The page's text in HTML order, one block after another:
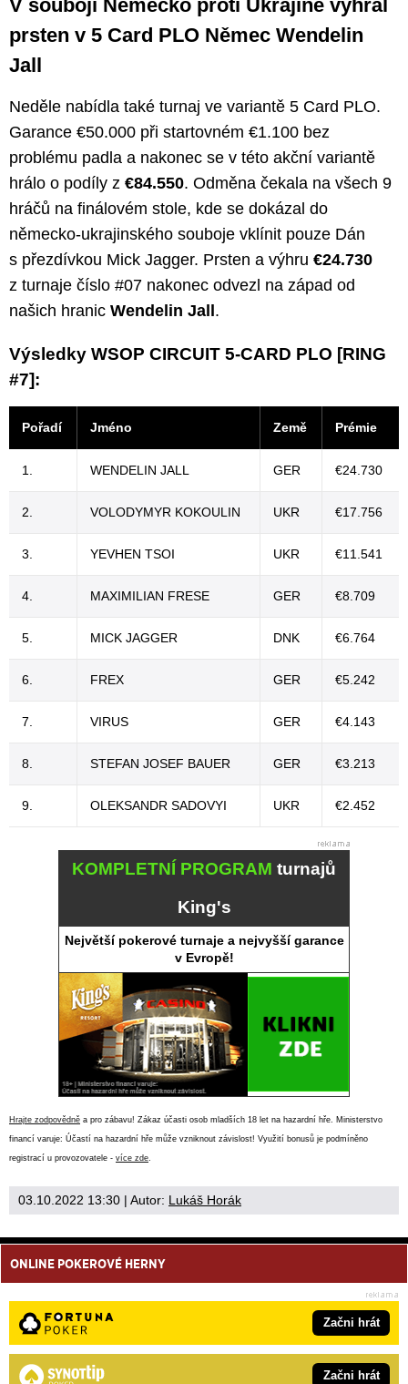
V souboji Německo proti Ukrajině vyhrál
prsten v 5 Card PLO Němec Wendelin
Jall
Neděle nabídla také turnaj ve variantě 5 Card PLO.
Garance €50.000 při startovném €1.100 bez
problému padla a nakonec se v této akční variantě
hrálo o podíly z €84.550. Odměna čekala na všech 9
hráčů na finálovém stole, kde se dokázal do
německo-ukrajinského souboje vklínit pouze Dán
s přezdívkou Mick Jagger. Prsten a výhru €24.730
z turnaje číslo #07 nakonec odvezl na západ od
našich hranic Wendelin Jall .
Výsledky WSOP CIRCUIT 5-CARD PLO [RING
#7]:
Pořadí Jméno Země Prémie
1. WENDELIN JALL GER €24.730
2. VOLODYMYR KOKOULIN UKR €17.756
3. YEVHEN TSOI UKR €11.541
4. MAXIMILIAN FRESE GER €8.709
5. MICK JAGGER DNK €6.764
6. FREX GER €5.242
7. VIRUS GER €4.143
8. STEFAN JOSEF BAUER GER €3.213
9. OLEKSANDR SADOVYI UKR €2.452
KOMPLETNÍ PROGRAM turnajů
King's
Největší pokerové turnaje a nejvyšší garance
v Evropě!
Hrajte zodpovědně a pro zábavu! Zákaz účasti osob mladších 18 let na hazardní hře. Ministerstvo
financí varuje: Účastí na hazardní hře může vzniknout závislost! Využití bonusů je podmíněno
registrací u provozovatele - více zde.
03.10.2022 13:30 | Autor: Lukáš Horák
ONLINE POKEROVÉ HERNY
Začni hrát
Začni hrát